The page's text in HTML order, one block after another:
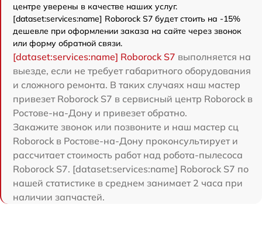
центре уверены в качестве наших услуг.
[dataset:services:name] Roborock S7 будет стоить на -15%
дешевле при оформлении заказа на сайте через звонок
или форму обратной связи.
[dataset:services:name] Roborock S7 выполняется на
выезде, если не требует габаритного оборудования
и сложного ремонта. В таких случаях наш мастер
привезет Roborock S7 в сервисный центр Roborock в
Ростове-на-Дону и привезет обратно.
Закажите звонок или позвоните и наш мастер сц
Roborock в Ростове-на-Дону проконсультирует и
рассчитает стоимость работ над робота-пылесоса
Roborock S7. [dataset:services:name] Roborock S7 по
нашей статистике в среднем занимает 2 часа при
наличии запчастей.